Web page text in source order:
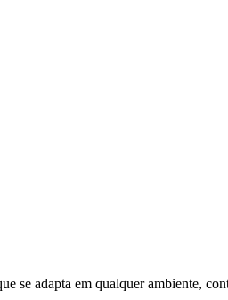
adapta em qualquer ambiente,